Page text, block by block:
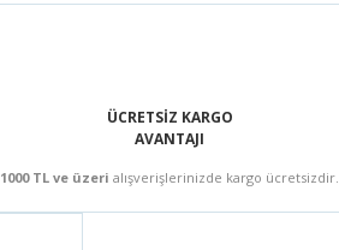
ÜCRETSİZ KARGO
AVANTAJI
1000 TL ve üzeri alışverişlerinizde kargo ücretsizdir.